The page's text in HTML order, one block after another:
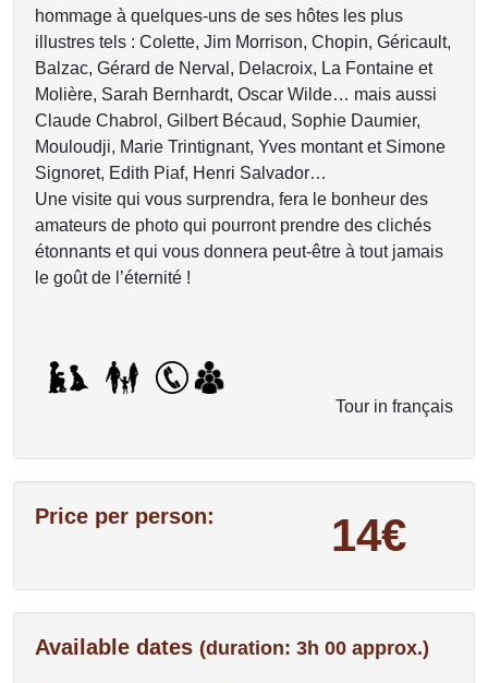
hommage à quelques-uns de ses hôtes les plus
illustres tels : Colette, Jim Morrison, Chopin, Géricault,
Balzac, Gérard de Nerval, Delacroix, La Fontaine et
Molière, Sarah Bernhardt, Oscar Wilde… mais aussi
Claude Chabrol, Gilbert Bécaud, Sophie Daumier,
Mouloudji, Marie Trintignant, Yves montant et Simone
Signoret, Edith Piaf, Henri Salvador…
Une visite qui vous surprendra, fera le bonheur des
amateurs de photo qui pourront prendre des clichés
étonnants et qui vous donnera peut-être à tout jamais
le goût de l’éternité !
Tour in français
Price per person: 14€
Available dates (duration: 3h 00 approx.)